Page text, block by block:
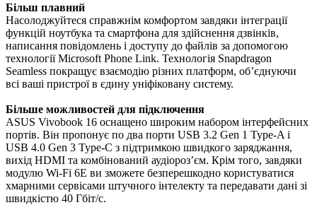
Більш плавний
Насолоджуйтеся справжнім комфортом завдяки інтеграції
функцій ноутбука та смартфона для здійснення дзвінків,
написання повідомлень і доступу до файлів за допомогою
технології Microsoft Phone Link. Технологія Snapdragon
Seamless покращує взаємодію різних платформ, об’єднуючи
всі ваші пристрої в єдину уніфіковану систему.
Більше можливостей для підключення
ASUS Vivobook 16 оснащено широким набором інтерфейсних
портів. Він пропонує по два порти USB 3.2 Gen 1 Type-A і
USB 4.0 Gen 3 Type-C з підтримкою швидкого заряджання,
вихід HDMI та комбінований аудіороз’єм. Крім того, завдяки
модулю Wi-Fi 6E ви зможете безперешкодно користуватися
хмарними сервісами штучного інтелекту та передавати дані зі
швидкістю 40 Гбіт/с.